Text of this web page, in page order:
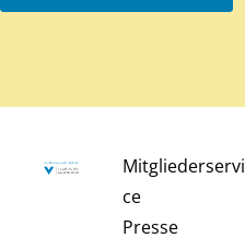
Mitgliederservi
ce
Presse